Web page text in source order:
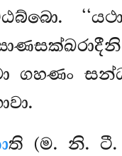
ගහණං
ති (ම. නි. ටී.